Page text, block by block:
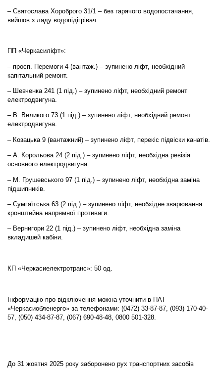
– Святослава Хороброго 31/1 – без гарячого водопостачання,
вийшов з ладу водопідігрівач.
ПП «Черкасиліфт»:
– просп. Перемоги 4 (вантаж.) – зупинено ліфт, необхідний
капітальний ремонт.
– Шевченка 241 (1 під.) – зупинено ліфт, необхідний ремонт
електродвигуна.
– В. Великого 73 (1 під.) – зупинено ліфт, необхідний ремонт
електродвигуна.
– Козацька 9 (вантажний) – зупинено ліфт, перекіс підвіски канатів.
– А. Корольова 24 (2 під.) – зупинено ліфт, необхідна ревізія
основного електродвигуна.
– М. Грушевського 97 (1 під.) – зупинено ліфт, необхідна заміна
підшипників.
– Сумгаїтська 63 (2 під.) – зупинено ліфт, необхідне зварювання
кронштейна напрямної противаги.
– Вернигори 22 (1 під.) – зупинено ліфт, необхідна заміна
вкладишей кабіни.
КП «Черкасиелектротранс»: 50 од.
Інформацію про відключення можна уточнити в ПАТ
«Черкасиобленерго» за телефонами: (0472) 33-87-87, (093) 170-40-
57, (050) 434-87-87, (067) 690-48-48, 0800 501-328.
До 31 жовтня 2025 року заборонено рух транспортних засобів